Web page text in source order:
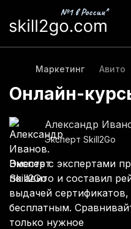
Маркетинг Авито
Онлайн-
Александр
Эксперт Skill2Go
Вместе с экспертами
по авито и составил
выдачей
бесплатным.
только нужное